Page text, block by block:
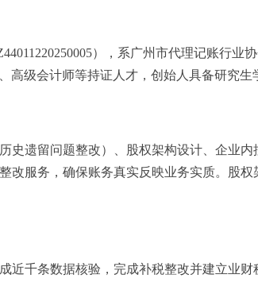
），系广州市代理记账行
高级会计师等持证人才，创始人具备研究生
史遗留问题整改）、股权架构设计、企业
改服务，确保账务真实反映业务实质。股
近千条数据核验，完成补税整改并建立业财